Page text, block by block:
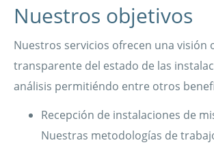
Nuestros objetivos
Nuestros servicios ofrecen una visión
transparente del estado de las
análisis permitiéndo entre otros
Recepción de instalaciones de
Nuestras metodologías de